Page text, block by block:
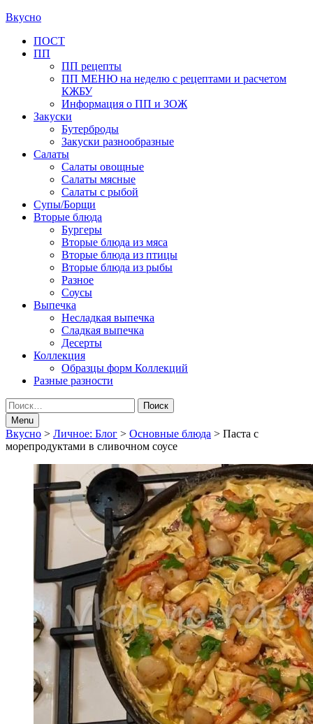
Вкусно
Primary
Menu
ПОСТ
ПП
ПП рецепты
ПП МЕНЮ на неделю с рецептами и расчетом
КЖБУ
Информация о ПП и ЗОЖ
Закуски
Бутерброды
Закуски разнообразные
Салаты
Салаты овощные
Салаты мясные
Салаты с рыбой
Супы/Борщи
Вторые блюда
Бургеры
Вторые блюда из мяса
Вторые блюда из птицы
Вторые блюда из рыбы
Разное
Соусы
Выпечка
Несладкая выпечка
Сладкая выпечка
Десерты
Коллекция
Образцы форм Коллекций
Разные разности
Search
Найти:
Menu
Breadcrumbs
navigation
Вкусно > Личное: Блог > Основные блюда > Паста с
морепродуктами в сливочном соусе